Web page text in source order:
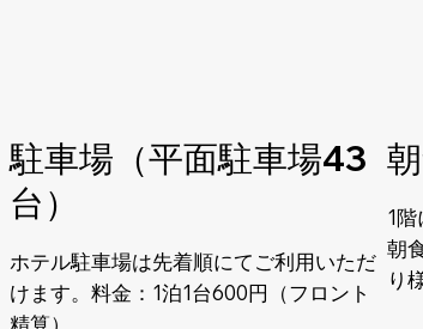
駐車場（平面駐車場43
台）
ホテル駐車場は先着順にてご利用いただ
けます。料金：1泊1台600円（フロント
1
朝
り